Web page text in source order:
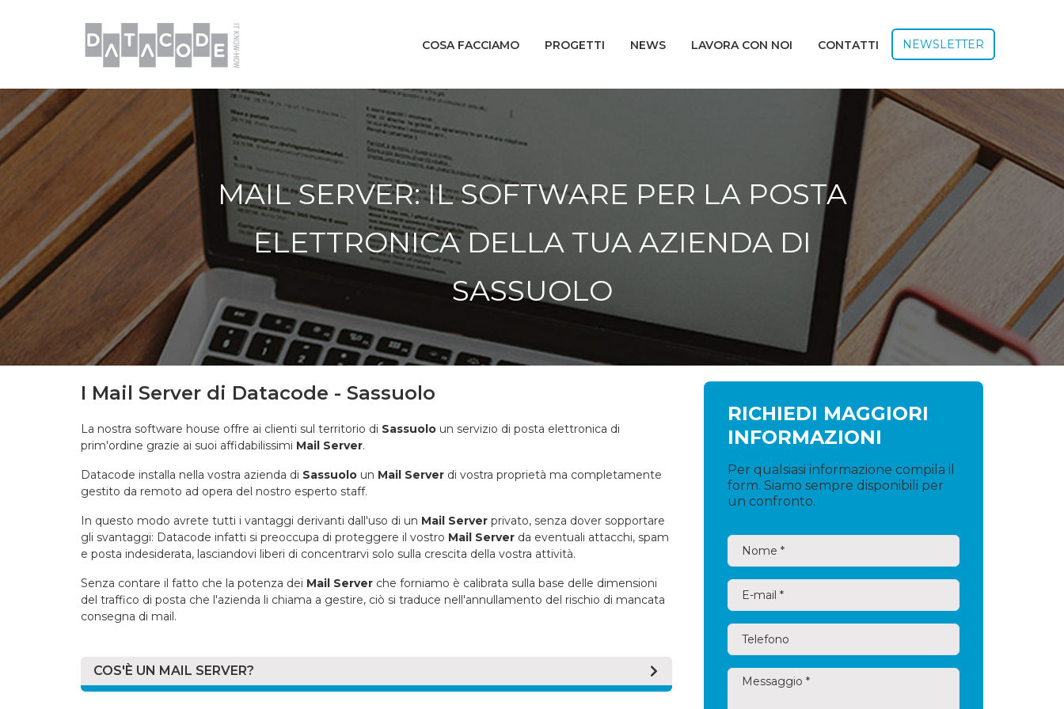
COSA FACCIAMO PROGETTI NEWS LAVORA CON NOI CONTATTI NEWSLETTER
MAIL SERVER: IL SOFTWARE PER LA POSTA
ELETTRONICA DELLA TUA AZIENDA DI
SASSUOLO
I Mail Server di Datacode - Sassuolo
La nostra software house offre ai clienti sul territorio di Sassuolo un servizio di posta elettronica di
prim'ordine grazie ai suoi affidabilissimi Mail Server.
Datacode installa nella vostra azienda di Sassuolo un Mail Server di vostra proprietà ma completamente
gestito da remoto ad opera del nostro esperto staff.
In questo modo avrete tutti i vantaggi derivanti dall'uso di un Mail Server privato, senza dover sopportare
gli svantaggi: Datacode infatti si preoccupa di proteggere il vostro Mail Server da eventuali attacchi, spam
e posta indesiderata, lasciandovi liberi di concentrarvi solo sulla crescita della vostra attività.
Senza contare il fatto che la potenza dei Mail Server che forniamo è calibrata sulla base delle dimensioni
del traffico di posta che l'azienda li chiama a gestire, ciò si traduce nell'annullamento del rischio di mancata
consegna di mail.
COS'È UN MAIL SERVER?
RICHIEDI MAGGIORI
INFORMAZIONI
Per qualsiasi informazione compila il
form. Siamo sempre disponibili per
un confronto.